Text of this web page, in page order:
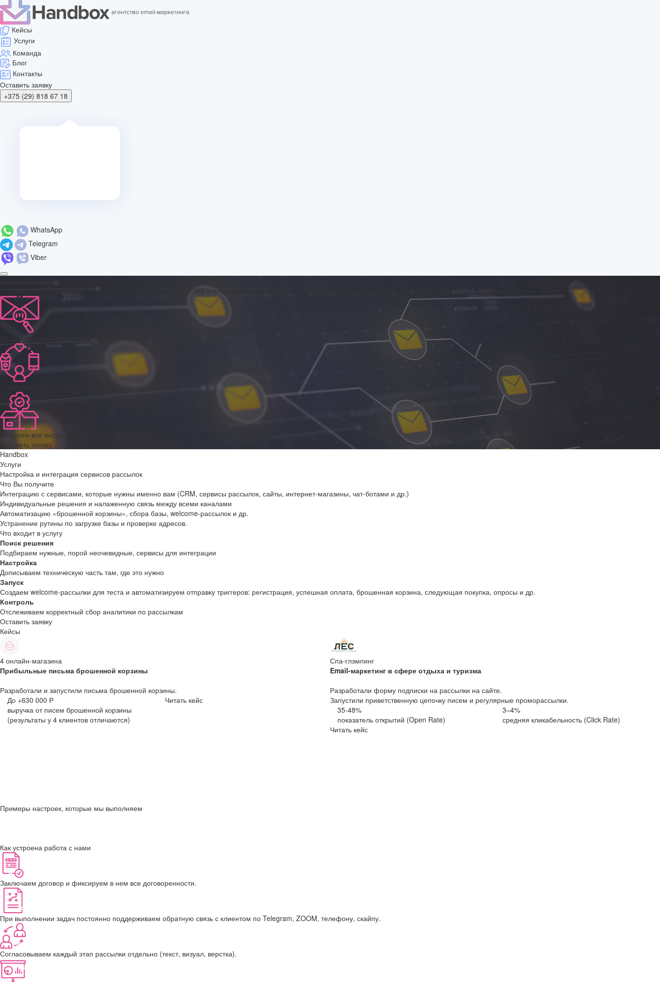
Кейсы
Услуги
Команда
Блог
Контакты
Оставить заявку
+375 (29) 818 67 18
WhatsApp
Telegram
Viber
Сделаем интеграцию между сервисами рассылок и CRM, CMS и поможем автоматизировать ваш email-маркетинг и сэкономить более 50% вашего времени.
Поможем удобно собирать информацию о подписчиках
Соберем все инструменты продаж в одном месте
Оставить заявку
Handbox
Услуги
Настройка и интеграция сервисов рассылок
Что Вы получите
Интеграцию с сервисами, которые нужны именно вам (CRM, сервисы рассылок, сайты, интернет-магазины, чат-ботами и др.)
Индивидуальные решения и налаженную связь между всеми каналами
Автоматизацию «брошенной корзины», сбора базы, welcome-рассылок и др.
Устранение рутины по загрузке базы и проверке адресов.
Что входит в услугу
Поиск решения
Подбираем нужные, порой неочевидные, сервисы для интеграции
Настройка
Дописываем техническую часть там, где это нужно
Запуск
Создаем welcome-рассылки для теста и автоматизируем отправку триггеров: регистрация, успешная оплата, брошенная корзина, следующая покупка, опросы и др.
Контроль
Отслеживаем корректный сбор аналитики по рассылкам
Оставить заявку
Кейсы
4 онлайн-магазина
Прибыльные письма брошенной корзины
Разработали и запустили письма брошенной корзины.
До +630 000 Р
выручка от писем брошенной корзины
(результаты у 4 клиентов отличаются)
Читать кейс
Спа-глэмпинг
Email-маркетинг в сфере отдыха и туризма
Разработали форму подписки на рассылки на сайте.
Запустили приветственную цепочку писем и регулярные проморассылки.
35-48%
показатель открытий (Open Rate)
3–4%
средняя кликабельность (Click Rate)
Читать кейс
Примеры настроек, которые мы выполняем
Как устроена работа с нами
Заключаем договор и фиксируем в нем все договоренности.
При выполнении задач постоянно поддерживаем обратную связь с клиентом по Telegram, ZOOM, телефону, скайпу.
Согласовываем каждый этап рассылки отдельно (текст, визуал, верстка).